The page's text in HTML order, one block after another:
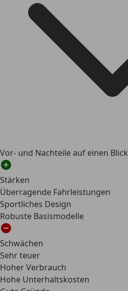
Vor- und Nachteile auf einen Blick
Stärken
Überragende Fahrleistungen
Sportliches Design
Robuste Basismodelle
Schwächen
Sehr teuer
Hoher Verbrauch
Hohe Unterhaltskosten